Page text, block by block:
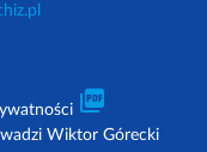
picture_as_pdf
Wiktor Górecki